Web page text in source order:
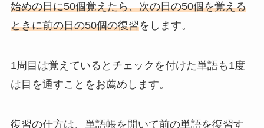
始めの日に50個覚えたら、次の日の50個を覚える
ときに前の日の50個の復習をします。
1周目は覚えているとチェックを付けた単語も1度
は目を通すことをお薦めします。
復習の仕方は、単語帳を開いて前の単語を復習す